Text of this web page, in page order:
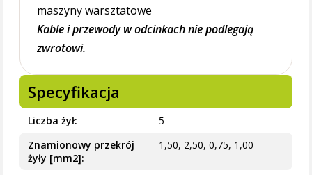
maszyny warsztatowe
Kable i przewody w odcinkach nie podlegają
zwrotowi.
Specyfikacja
Liczba żył
5
Znamionowy przekrój
żyły [mm2]
1,50, 2,50, 0,75, 1,00